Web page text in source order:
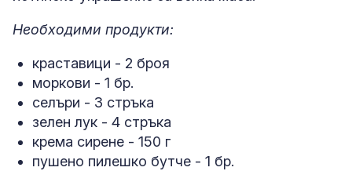
Необходими продукти:
краставици - 2 броя
моркови - 1 бр.
селъри - 3 стръка
зелен лук - 4 стръка
крема сирене - 150 г
пушено пилешко бутче - 1 бр.